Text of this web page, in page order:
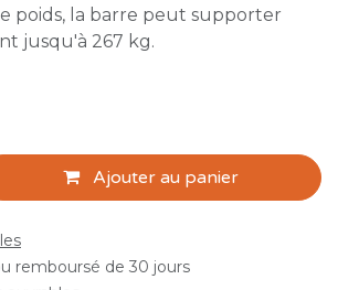
poids, la barre peut supporter
jusqu'à 267 kg.
Ajouter au panier
remboursé de 30 jours